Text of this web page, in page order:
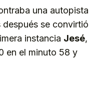
una autopista
se convirtió
instancia Jesé,
en el minuto 58 y